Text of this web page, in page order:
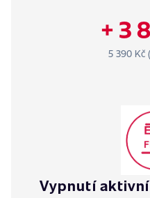
+ 3
5 390 Kč
Vypnutí